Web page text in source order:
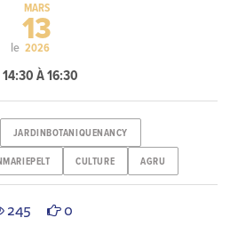
le
MARS
13
2026
14:30 À 16:30
JARDINBOTANIQUENANCY
CULTURE AGRU
245 0